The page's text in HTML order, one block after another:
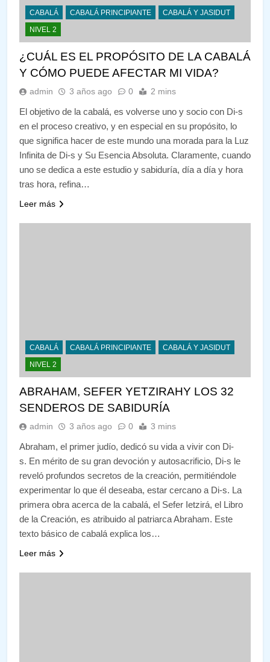
CABALÁ CABALÁ PRINCIPIANTE
CABALÁ Y JASIDUT
NIVEL 2
¿CUÁL ES EL PROPÓSITO DE LA CABALÁ
Y CÓMO PUEDE AFECTAR MI VIDA?
admin 3 años ago 0 2 mins
El objetivo de la cabalá, es volverse uno y socio con Di-s
en el proceso creativo, y en especial en su propósito, lo
que significa hacer de este mundo una morada para la Luz
Infinita de Di-s y Su Esencia Absoluta. Claramente, cuando
uno se dedica a este estudio y sabiduría, día a día y hora
tras hora, refina…
Leer más
CABALÁ CABALÁ PRINCIPIANTE
CABALÁ Y JASIDUT
NIVEL 2
ABRAHAM, SEFER YETZIRAHY LOS 32
SENDEROS DE SABIDURÍA
admin 3 años ago 0 3 mins
Abraham, el primer judío, dedicó su vida a vivir con Di-
s. En mérito de su gran devoción y autosacrificio, Di-s le
reveló profundos secretos de la creación, permitiéndole
experimentar lo que él deseaba, estar cercano a Di-s. La
primera obra acerca de la cabalá, el Sefer Ietzirá, el Libro
de la Creación, es atribuido al patriarca Abraham. Este
texto básico de cabalá explica los…
Leer más